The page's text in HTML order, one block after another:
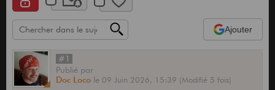
Ajouter
#1
Publié par
Doc Loco le 09 Juin 2026, 15:39 (Modifié 5 fois)